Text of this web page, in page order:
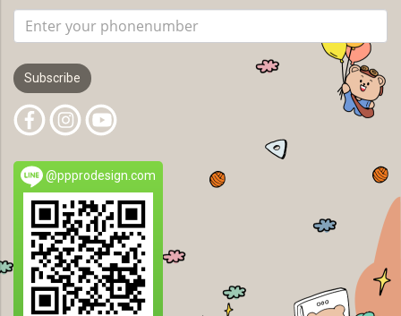
Subscribe
@ppprodesign.com